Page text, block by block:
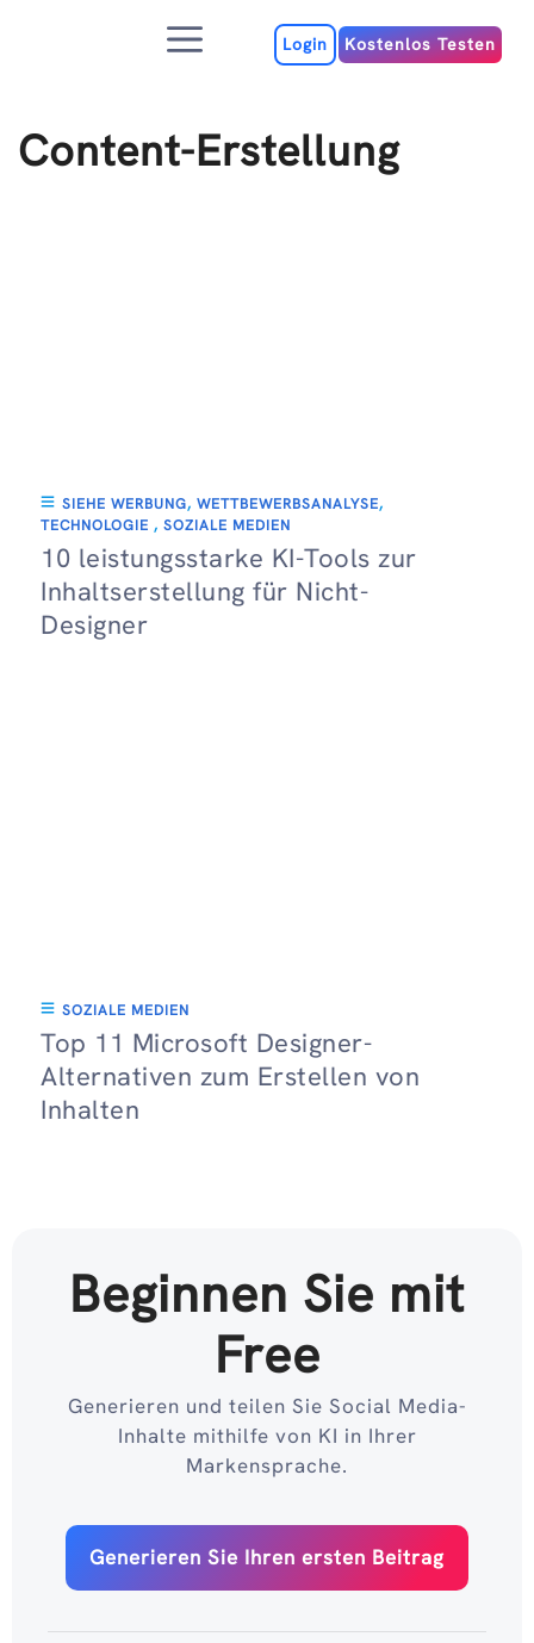
MenuLogin Kostenlos Testen
Content-Erstellung
SIEHE WERBUNG, WETTBEWERBSANALYSE,
TECHNOLOGIE , SOZIALE MEDIEN
10 leistungsstarke KI-Tools zur
Inhaltserstellung für Nicht-
Designer
SOZIALE MEDIEN
Top 11 Microsoft Designer-
Alternativen zum Erstellen von
Inhalten
Beginnen Sie mit
Free
Generieren und teilen Sie Social Media-
Inhalte mithilfe von KI in Ihrer
Markensprache.
Generieren Sie Ihren ersten Beitrag